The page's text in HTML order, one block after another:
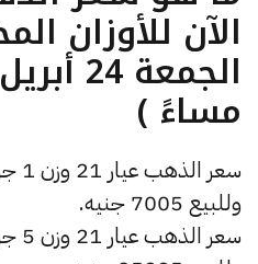
الآن للأوزان
مساءً )
وللبيع 7005 جنيه.